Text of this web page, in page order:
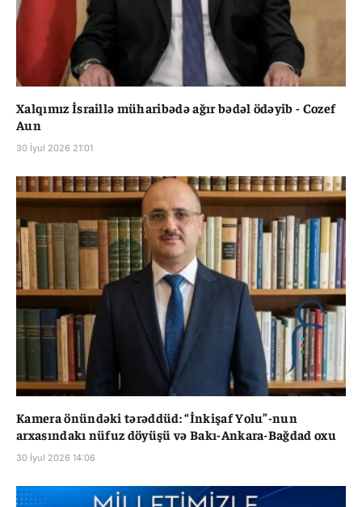
Xalqımız İsraillə müharibədə ağır bədəl ödəyib - Cozef
Aun
30 İyul 2026 21:01
Kamera önündəki tərəddüd: “İnkişaf Yolu”-nun
arxasındakı nüfuz döyüşü və Bakı-Ankara-Bağdad oxu
30 İyul 2026 14:06